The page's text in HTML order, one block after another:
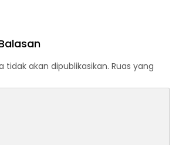
tidak akan dipublikasikan. Ruas yang